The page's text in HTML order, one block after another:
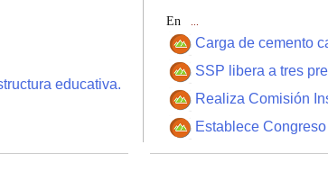
educativa.
En
Carga de cemento
SSP libera a tres
Realiza Comisión
Establece